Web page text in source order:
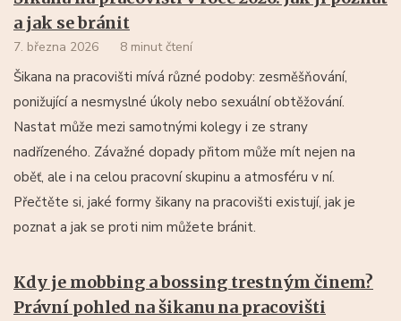
a jak se bránit
7. března 2026 8 minut čtení
Šikana na pracovišti mívá různé podoby: zesměšňování,
ponižující a nesmyslné úkoly nebo sexuální obtěžování.
Nastat může mezi samotnými kolegy i ze strany
nadřízeného. Závažné dopady přitom může mít nejen na
oběť, ale i na celou pracovní skupinu a atmosféru v ní.
Přečtěte si, jaké formy šikany na pracovišti existují, jak je
poznat a jak se proti nim můžete bránit.
Kdy je mobbing a bossing trestným činem?
Právní pohled na šikanu na pracovišti